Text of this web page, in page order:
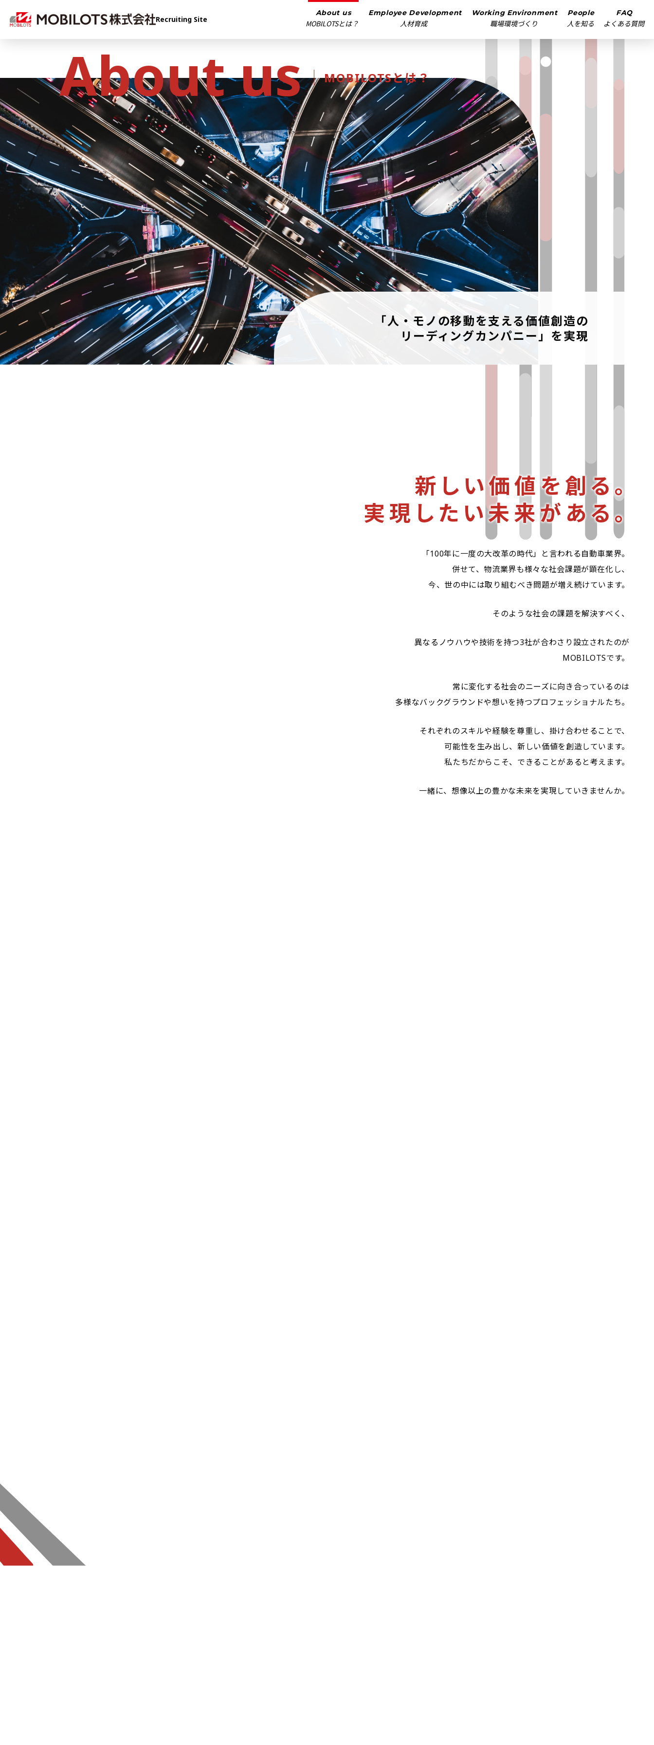
Recruiting Site
About us
MOBILOTSとは？
Employee Development
人材育成
Working Environment
職場環境づくり
People
人を知る
FAQ
よくある質問
About us MOBILOTSとは？
「人・モノの移動を支える価値創造の
リーディングカンパニー」を実現
新しい価値を創る。
実現したい未来がある。
「100年に一度の大改革の時代」と言われる自動車業界。
併せて、物流業界も様々な社会課題が顕在化し、
今、世の中には取り組むべき問題が増え続けています。
そのような社会の課題を解決すべく、
異なるノウハウや技術を持つ3社が合わさり設立されたのが
MOBILOTSです。
常に変化する社会のニーズに向き合っているのは
多様なバックグラウンドや想いを持つプロフェッショナルたち。
それぞれのスキルや経験を尊重し、掛け合わせることで、
可能性を生み出し、新しい価値を創造しています。
私たちだからこそ、できることがあると考えます。
一緒に、想像以上の豊かな未来を実現していきませんか。